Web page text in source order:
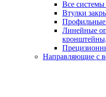
Все
Втулки
Линейные
Направляющие с